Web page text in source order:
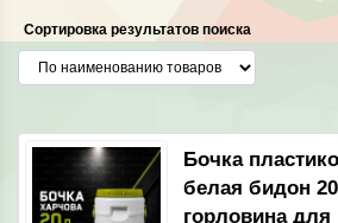
Сортировка результатов поиска
Бочка
белая бидон
горловина для